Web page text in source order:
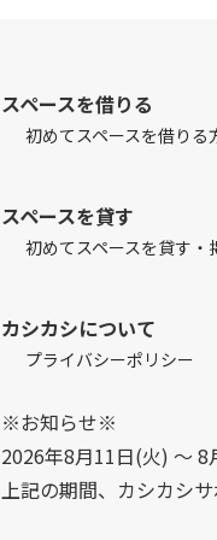
スペースを借りる
初めてスペースを借りる
スペースを貸す
初めてスペースを貸す・
カシカシについて
プライバシーポリシー
※お知らせ※
2026年8月11日(火) 〜 8
上記の期間、カシカシ